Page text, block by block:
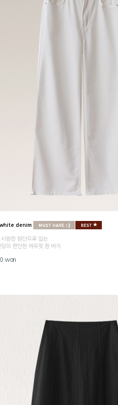
white denim
시원한 원단으로 입는
딩의 편안한 여유핏 흰 바지
won